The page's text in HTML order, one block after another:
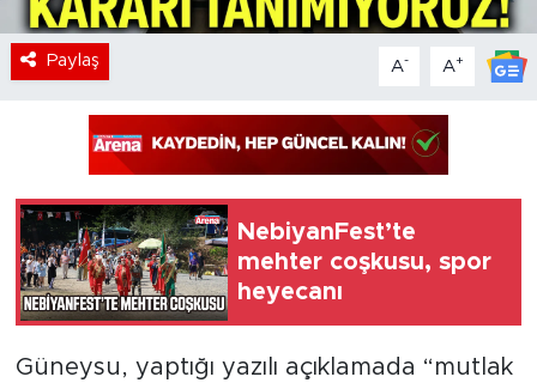
Paylaş A- A+
NebiyanFest’te
mehter coşkusu, spor
heyecanı
Güneysu, yaptığı yazılı açıklamada “mutlak